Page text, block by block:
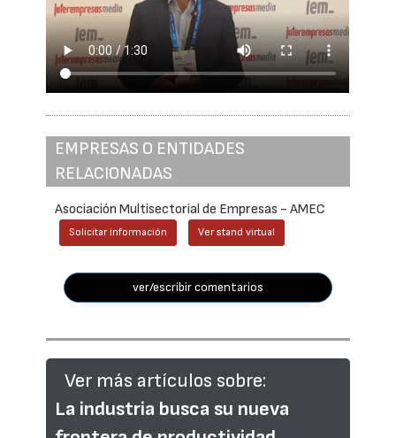
EMPRESAS O ENTIDADES
RELACIONADAS
Asociación Multisectorial de Empresas - AMEC
Solicitar información Ver stand virtual
ver/escribir comentarios
Ver más artículos sobre:
La industria busca su nueva